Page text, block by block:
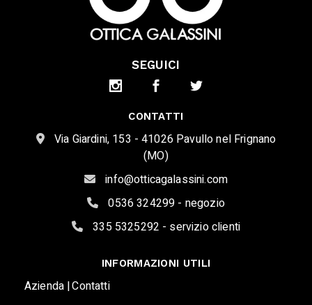
SEGUICI
CONTATTI
Via Giardini, 153 - 41026 Pavullo nel Frignano
(MO)
info@otticagalassini.com
0536 324299 - negozio
335 5325292 - servizio clienti
INFORMAZIONI UTILI
Azienda |Contatti